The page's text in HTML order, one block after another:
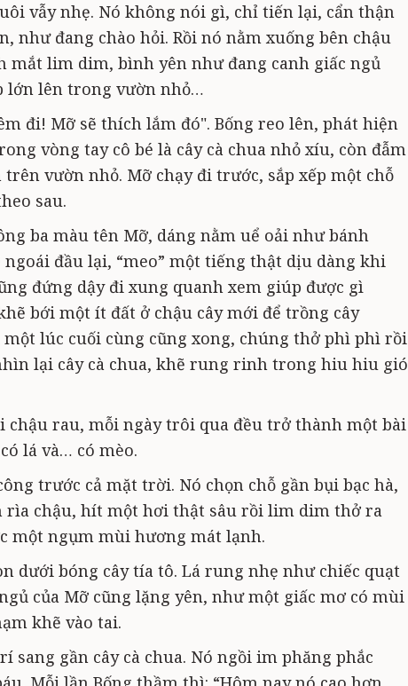
vẫy nhẹ. Nó không nói gì, chỉ tiến lại, cẩn thận
như đang chào hỏi. Rồi nó nằm xuống bên chậu
mắt lim dim, bình yên như đang canh giấc ngủ
lớn lên trong vườn nhỏ…
đi! Mỡ sẽ thích lắm đó". Bống reo lên, phát hiện
vòng tay cô bé là cây cà chua nhỏ xíu, còn đẫm
vườn nhỏ. Mỡ chạy đi trước, sắp xếp một chỗ
sau.
ba màu tên Mỡ, dáng nằm uể oải như bánh
đầu lại, “meo” một tiếng thật dịu dàng khi
đứng dậy đi xung quanh xem giúp được gì
bới một ít đất ở chậu cây mới để trồng cây
lúc cuối cùng cũng xong, chúng thở phì phì rồi
lại cây cà chua, khẽ rung rinh trong hiu hiu gió
chậu rau, mỗi ngày trôi qua đều trở thành một bài
lá và… có mèo.
trước cả mặt trời. Nó chọn chỗ gần bụi bạc hà,
rìa chậu, hít một hơi thật sâu rồi lim dim thở ra
một ngụm mùi hương mát lạnh.
dưới bóng cây tía tô. Lá rung nhẹ như chiếc quạt
của Mỡ cũng lặng yên, như một giấc mơ có mùi
khẽ vào tai.
sang gần cây cà chua. Nó ngồi im phăng phắc